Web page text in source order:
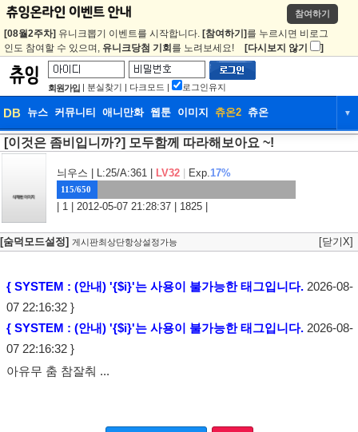
참여하기
[08월2주차] 유니크뽑기 이벤트를 시작합니다. [참여하기] 를 누르시면 비로그
인도 참여할 수 있으며, 유니크당첨 기회 를 노려보세요! [다시보지 않기 ]
회원가입 | 분실찾기 | 다크모드 | 로그인유지
DB 뉴스 커뮤니티 애니만화 웹툰 이미지 츄온2 츄온 ▼
DB 뉴스 커뮤니티
웹툰 이미지 츄온2
[이것은 좀비입니까?] 모두함께 따라해보아요 ~!
늬우스 | L:25/A:361 | LV32 Exp.17%
115/650
| 1 | 2012-05-07 21:28:37 | 1825 |
[숨덕모드설정] 게시판최상단항상설정가능 [닫기X]
{ SYSTEM : (안내) '{$i}'는 사용이 불가능한 태그입니다.2026-08-
07 22:16:32 }
{ SYSTEM : (안내) '{$i}'는 사용이 불가능한 태그입니다.2026-08-
07 22:16:32 }
아유무 춤 참잘춰 ...